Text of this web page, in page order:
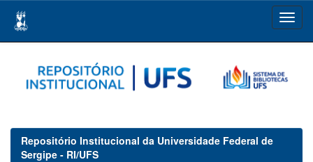
navigation
Repositório Institucional da Universidade Federal de
Sergipe - RI/UFS